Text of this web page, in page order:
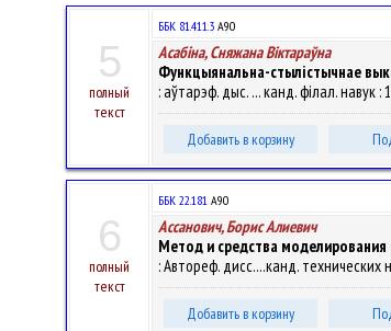
5
полный
текст
ББК 81.411.3 А90
Асабіна, Сняжана Віктараўна
Функцыянальна-стылістычнае
: аўтарэф. дыс. ... канд. філал. навук :
Добавить в корзину
6
полный
текст
ББК 22.181 А90
Ассанович, Борис Алиевич
Метод и средства
: Автореф. дисс....канд. технических
Добавить в корзину